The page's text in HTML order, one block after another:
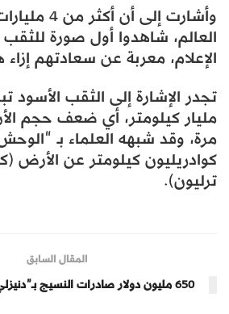
وأشارت إلى
العالم، شاهدوا أول صورة
الإعلام، معربة عن سعادتهم إزاء
مليار كيلومتر، أي ضعف حجم
كوادريليون كيلومتر عن الأرض
ترليون).
المقال السابق
650 مليون دولار صادرات النسيج بـ”دنيزلي” التركية في 6 شهور